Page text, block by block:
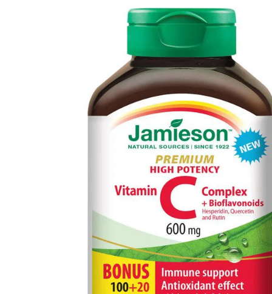
Jiné stránky Jamieson
Zadáním emailové adresy a odesláním formuláře udělujete svůj souhlas se
zpracováním osobních údajů pro účely marketingu. Pro bližší informace o
zpracování osobních údajů podívejte stránku Informace o zpracování